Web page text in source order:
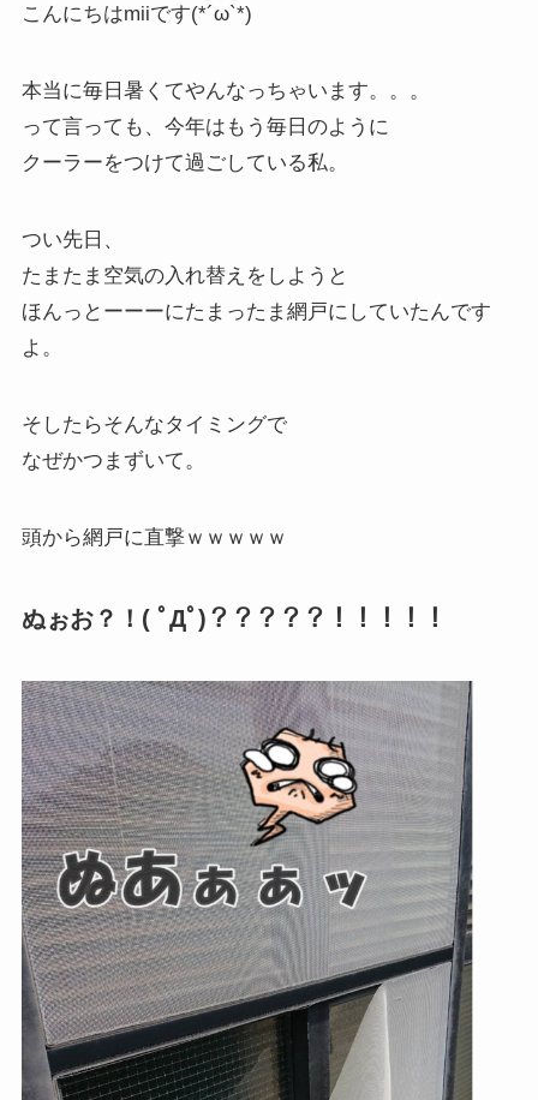
こんにちはmiiです(*´ω`*)
本当に毎日暑くてやんなっちゃいます。。。
って言っても、今年はもう毎日のように
クーラーをつけて過ごしている私。
つい先日、
たまたま空気の入れ替えをしようと
ほんっとーーーにたまったま網戸にしていたんです
よ。
そしたらそんなタイミングで
なぜかつまずいて。
頭から網戸に直撃ｗｗｗｗｗ
ぬぉお？！( ﾟДﾟ)？？？？？！！！！！